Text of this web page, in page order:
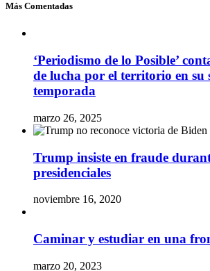
Más Comentadas
‘Periodismo de lo Posible’
de lucha por el territorio en su
temporada
marzo 26, 2025
Trump insiste en fraude
presidenciales
noviembre 16, 2020
Caminar y estudiar en una
marzo 20, 2023